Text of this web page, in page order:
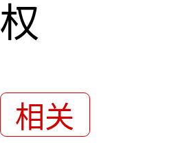
权
相关